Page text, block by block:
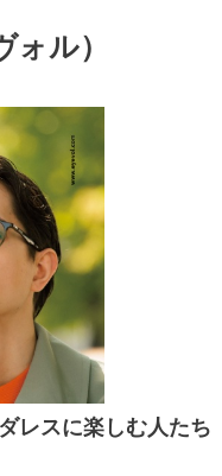
ォル）
レスに楽しむ人たち